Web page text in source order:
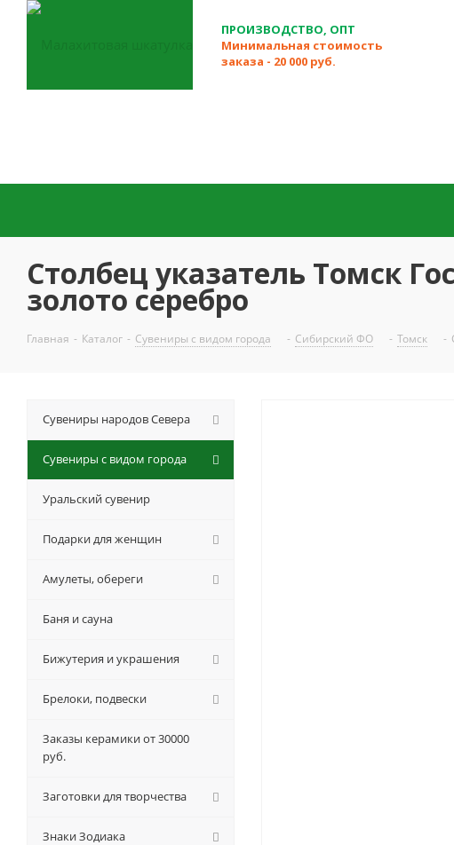
ПРОИЗВОДСТВО, ОПТ
Минимальная стоимость
заказа - 20 000 руб.
Столбец указатель Томск
золото серебро
Главная - Каталог - Сувениры с видом города - Сибирский ФО - Томск -
Сувениры народов Севера
Сувениры с видом города
Уральский сувенир
Подарки для женщин
Амулеты, обереги
Баня и сауна
Бижутерия и украшения
Брелоки, подвески
Заказы керамики от 30000
руб.
Заготовки для творчества
Знаки Зодиака